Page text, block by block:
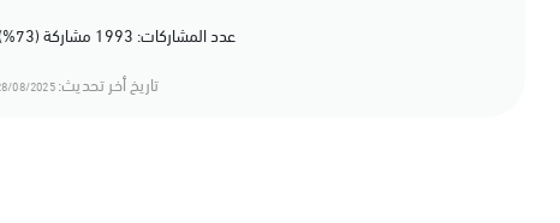
عدد المشاركات: 1993 مشاركة (73%) أعجبهم المحتوى
تاريخ أخر تحديث:08/2025 12:08